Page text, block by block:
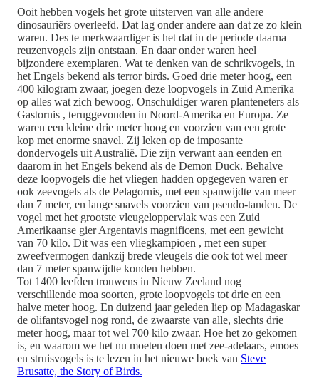
Ooit hebben vogels het grote uitsterven van alle andere
dinosauriërs overleefd. Dat lag onder andere aan dat ze zo klein
waren. Des te merkwaardiger is het dat in de periode daarna
reuzenvogels zijn ontstaan. En daar onder waren heel
bijzondere exemplaren. Wat te denken van de schrikvogels, in
het Engels bekend als terror birds. Goed drie meter hoog, een
400 kilogram zwaar, joegen deze loopvogels in Zuid Amerika
op alles wat zich bewoog. Onschuldiger waren planteneters als
Gastornis , teruggevonden in Noord-Amerika en Europa. Ze
waren een kleine drie meter hoog en voorzien van een grote
kop met enorme snavel. Zij leken op de imposante
dondervogels uit Australië. Die zijn verwant aan eenden en
daarom in het Engels bekend als de Demon Duck. Behalve
deze loopvogels die het vliegen hadden opgegeven waren er
ook zeevogels als de Pelagornis, met een spanwijdte van meer
dan 7 meter, en lange snavels voorzien van pseudo-tanden. De
vogel met het grootste vleugeloppervlak was een Zuid
Amerikaanse gier Argentavis magnificens, met een gewicht
van 70 kilo. Dit was een vliegkampioen , met een super
zweefvermogen dankzij brede vleugels die ook tot wel meer
dan 7 meter spanwijdte konden hebben.
Tot 1400 leefden trouwens in Nieuw Zeeland nog
verschillende moa soorten, grote loopvogels tot drie en een
halve meter hoog. En duizend jaar geleden liep op Madagaskar
de olifantsvogel nog rond, de zwaarste van alle, slechts drie
meter hoog, maar tot wel 700 kilo zwaar. Hoe het zo gekomen
is, en waarom we het nu moeten doen met zee-adelaars, emoes
en struisvogels is te lezen in het nieuwe boek van Steve
Brusatte, the Story of Birds.